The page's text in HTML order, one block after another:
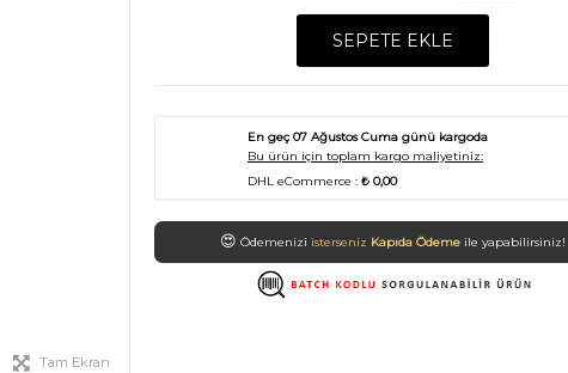
Tam Ekran
SEPETE EKLE
En geç07 Ağustos Cuma günü kargoda
Bu ürün için toplam kargo maliyetiniz:
DHL eCommerce : ₺ 0,00
😍 Ödemenizi isterseniz Kapıda Ödeme ile yapabilirsiniz!